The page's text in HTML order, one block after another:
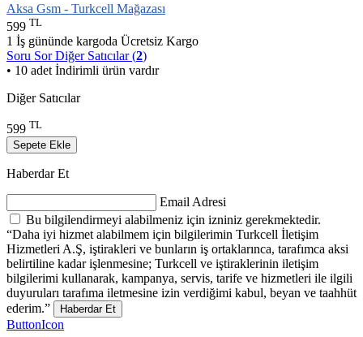
Aksa Gsm - Turkcell Mağazası
599 TL
1 İş gününde kargoda Ücretsiz Kargo
Soru SorDiğer Satıcılar (2)
• 10 adet İndirimli ürün vardır
Diğer Satıcılar
599 TL
Sepete Ekle
Haberdar Et
Email Adresi
Bu bilgilendirmeyi alabilmeniz için izniniz gerekmektedir.
“Daha iyi hizmet alabilmem için bilgilerimin Turkcell İletişim
Hizmetleri A.Ş, iştirakleri ve bunların iş ortaklarınca, tarafımca aksi
belirtiline kadar işlenmesine; Turkcell ve iştiraklerinin iletişim
bilgilerimi kullanarak, kampanya, servis, tarife ve hizmetleri ile ilgili
duyuruları tarafıma iletmesine izin verdiğimi kabul, beyan ve taahhüt
ederim.”
Haberdar Et
ButtonIcon